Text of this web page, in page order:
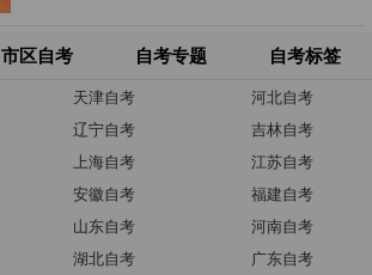
市区自考 自考专题 自考标签
天津自考
河北自考
辽宁自考
吉林自考
上海自考
江苏自考
安徽自考
福建自考
山东自考
河南自考
湖北自考 广东自考